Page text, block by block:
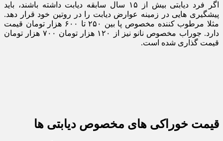
اگر فرد دیابتی بیش از ۱۵ سال سابقه دیابت داشته باشند، باید
پیشگیری هایی در زمینه عوارض دیابت را در روتین خود قرار دهد.
مثلا مرطوب کننده مخصوص پا بین ۲۵۰ تا ۶۰۰ هزار تومان قیمت
دارد. جوراب مخصوص نانو نیز از ۱۲۰ هزار تومان ۷۰۰ هزار تومان
قیمت گذاری شده است.
قیمت خوراکی های مخصوص دیابتی ها